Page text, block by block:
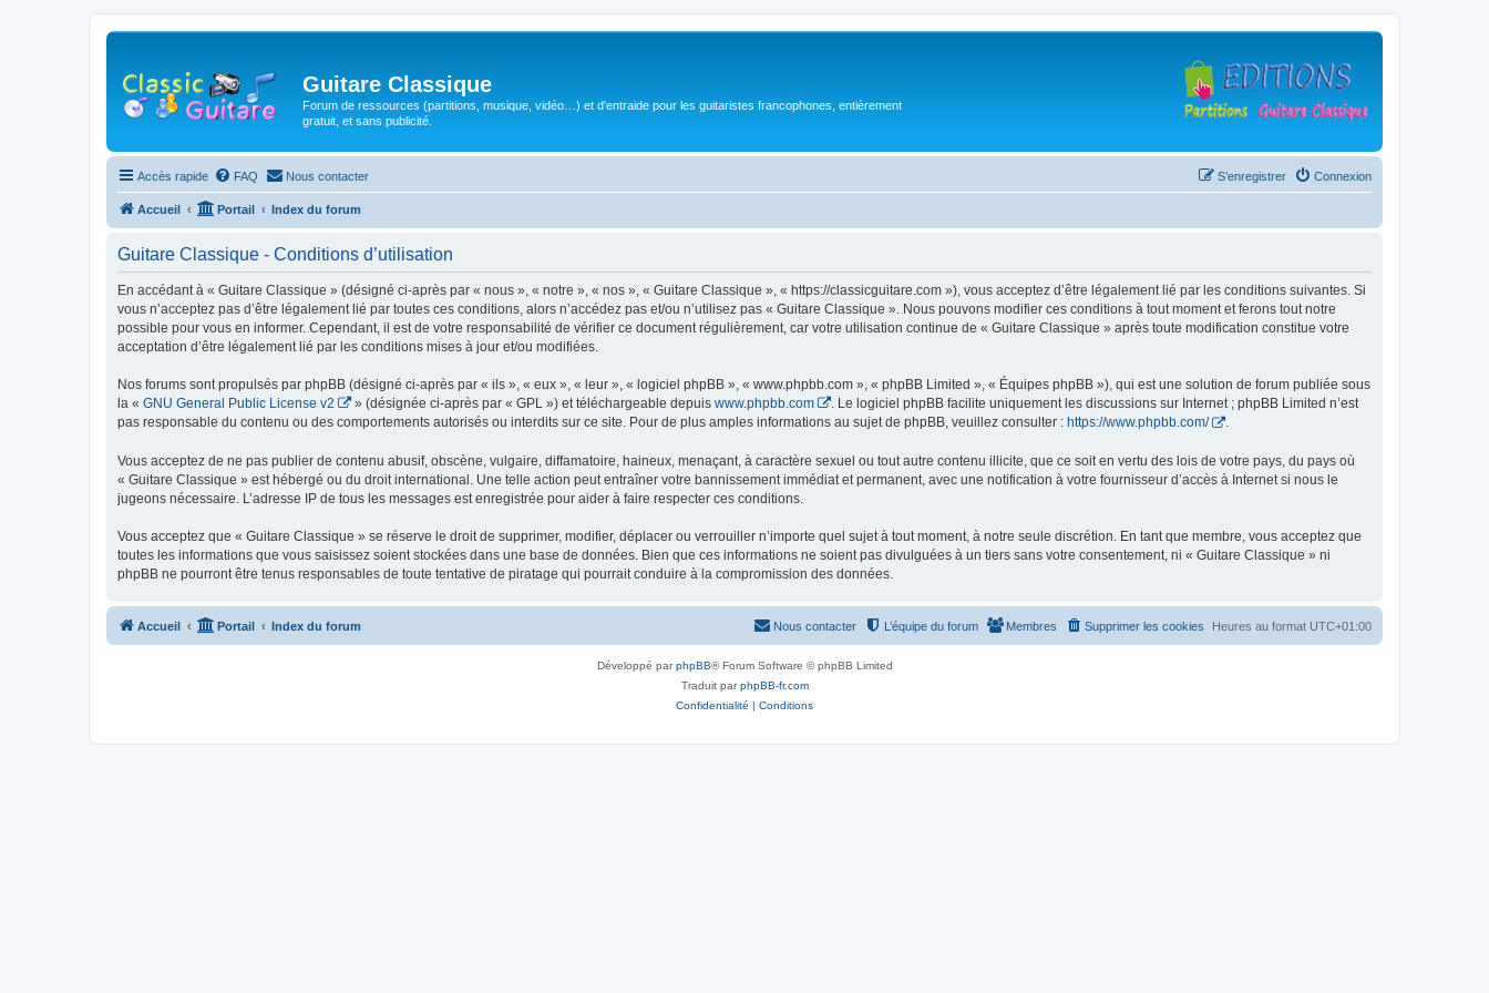
Guitare Classique
Forum de ressources (partitions, musique, vidéo…) et d'entraide pour les guitaristes francophones, entièrement
gratuit, et sans publicité.
Accès rapide FAQ Nous contacter Connexion
S’enregistrer
Accueil Portail Index du forum
Guitare Classique - Conditions d’utilisation
En accédant à « Guitare Classique » (désigné ci-après par « nous », « notre », « nos », « Guitare Classique », « https://classicguitare.com »), vous acceptez d’être légalement lié par les conditions suivantes. Si
vous n’acceptez pas d’être légalement lié par toutes ces conditions, alors n’accédez pas et/ou n’utilisez pas « Guitare Classique ». Nous pouvons modifier ces conditions à tout moment et ferons tout notre
possible pour vous en informer. Cependant, il est de votre responsabilité de vérifier ce document régulièrement, car votre utilisation continue de « Guitare Classique » après toute modification constitue votre
acceptation d’être légalement lié par les conditions mises à jour et/ou modifiées.
Nos forums sont propulsés par phpBB (désigné ci-après par « ils », « eux », « leur », « logiciel phpBB », « www.phpbb.com », « phpBB Limited », « Équipes phpBB »), qui est une solution de forum publiée sous
la « GNU General Public License v2 » (désignée ci-après par « GPL ») et téléchargeable depuis www.phpbb.com
. Le logiciel phpBB facilite uniquement les discussions sur Internet ; phpBB Limited n’est
pas responsable du contenu ou des comportements autorisés ou interdits sur ce site. Pour de plus amples informations au sujet de phpBB, veuillez consulter : https://www.phpbb.com/ .
Vous acceptez de ne pas publier de contenu abusif, obscène, vulgaire, diffamatoire, haineux, menaçant, à caractère sexuel ou tout autre contenu illicite, que ce soit en vertu des lois de votre pays, du pays où
« Guitare Classique » est hébergé ou du droit international. Une telle action peut entraîner votre bannissement immédiat et permanent, avec une notification à votre fournisseur d’accès à Internet si nous le
jugeons nécessaire. L’adresse IP de tous les messages est enregistrée pour aider à faire respecter ces conditions.
Vous acceptez que « Guitare Classique » se réserve le droit de supprimer, modifier, déplacer ou verrouiller n’importe quel sujet à tout moment, à notre seule discrétion. En tant que membre, vous acceptez que
toutes les informations que vous saisissez soient stockées dans une base de données. Bien que ces informations ne soient pas divulguées à un tiers sans votre consentement, ni « Guitare Classique » ni
phpBB ne pourront être tenus responsables de toute tentative de piratage qui pourrait conduire à la compromission des données.
Accueil Portail Index du forum Heures au format UTC+01:00
Supprimer les cookies
Membres
L’équipe du forum
Nous contacter
Développé parphpBB® Forum Software © phpBB Limited
Traduit parphpBB-fr.com
Confidentialité | Conditions